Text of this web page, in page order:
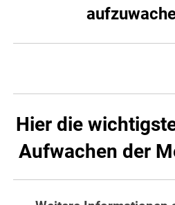
Hier die
Aufwachen der